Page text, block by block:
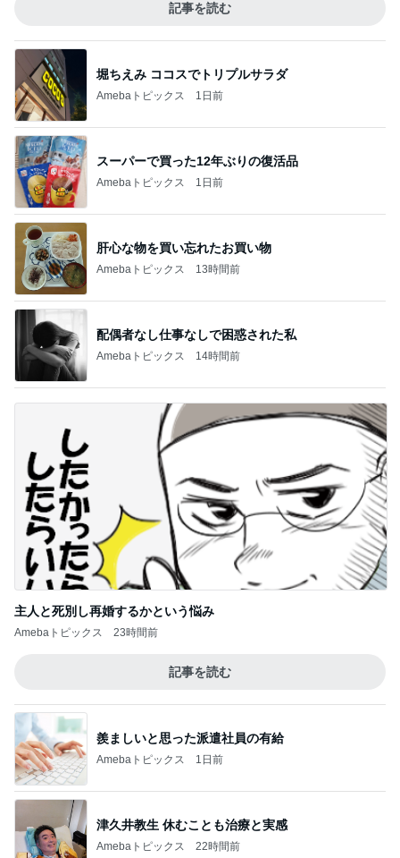
記事を読む
堀ちえみ ココスでトリプルサラダ
Amebaトピックス 1日前
スーパーで買った12年ぶりの復活品
Amebaトピックス 1日前
肝心な物を買い忘れたお買い物
Amebaトピックス 13時間前
配偶者なし仕事なしで困惑された私
Amebaトピックス 14時間前
主人と死別し再婚するかという悩み
Amebaトピックス 23時間前
記事を読む
羨ましいと思った派遣社員の有給
Amebaトピックス 1日前
津久井教生 休むことも治療と実感
Amebaトピックス 22時間前